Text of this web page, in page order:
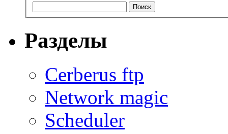
Разделы
Cerberus ftp
Network magic
Scheduler